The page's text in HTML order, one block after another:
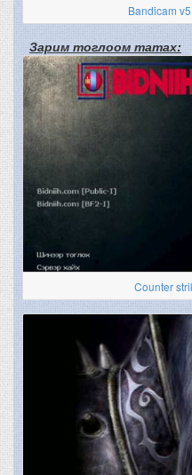
Bandicam v5
Зарим тоглоом татах:
Counter